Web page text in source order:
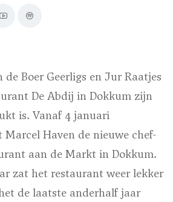
Boer Geerligs en Jur Raatjes
De Abdij in Dokkum zijn
is. Vanaf 4 januari
Haven de nieuwe chef-
aan de Markt in Dokkum.
zat het restaurant weer lekker
de laatste anderhalf jaar